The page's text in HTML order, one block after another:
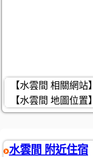
【水雲間 相關網站】
【水雲間 地圖位置】
水雲間 附近住宿